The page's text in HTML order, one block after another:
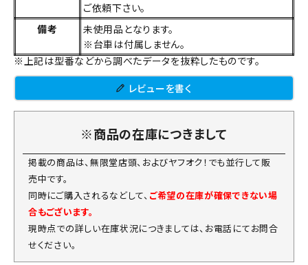
ご依頼下さい。
備考
未使用品となります。
※台車は付属しません。
※上記は型番などから調べたデータを抜粋したものです。
レビューを書く
※商品の在庫につきまして
掲載の商品は、無限堂店頭、およびヤフオク！でも並行して販
売中です。
同時にご購入されるなどして、 ご希望の在庫が確保できない場
合もございます。
現時点での詳しい在庫状況につきましては、お電話にてお問合
せください。